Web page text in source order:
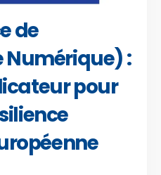
de
Numérique) :
pour